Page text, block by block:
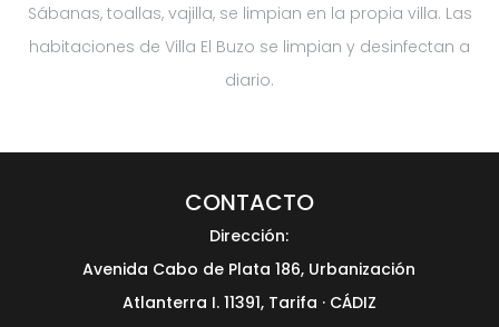
Sábanas, toallas, vajilla, se limpian en la propia villa. Las
habitaciones de Villa El Buzo se limpian y desinfectan a
diario.
CONTACTO
Dirección:
Avenida Cabo de Plata 186, Urbanización
Atlanterra I. 11391, Tarifa · CÁDIZ